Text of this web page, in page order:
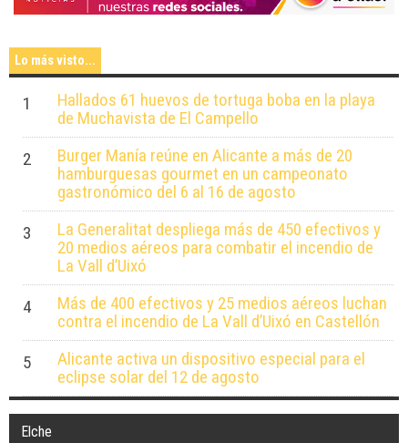
Lo más visto...
1
Hallados 61 huevos de tortuga boba en la playa
de Muchavista de El Campello
2
Burger Manía reúne en Alicante a más de 20
hamburguesas gourmet en un campeonato
gastronómico del 6 al 16 de agosto
3
La Generalitat despliega más de 450 efectivos y
20 medios aéreos para combatir el incendio de
La Vall d’Uixó
4
Más de 400 efectivos y 25 medios aéreos luchan
contra el incendio de La Vall d’Uixó en Castellón
5
Alicante activa un dispositivo especial para el
eclipse solar del 12 de agosto
Elche